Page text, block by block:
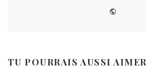
TU POURRAIS AUSSI AIMER